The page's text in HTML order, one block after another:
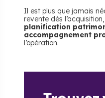
Il est plus que jamais
revente dès
planification
accompagnement
l’opération.